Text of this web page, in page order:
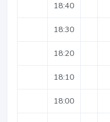
18:40
18:30
18:20
18:10
18:00